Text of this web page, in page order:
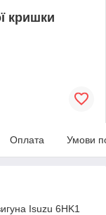
кришки
Оплата Умови
Isuzu 6HK1